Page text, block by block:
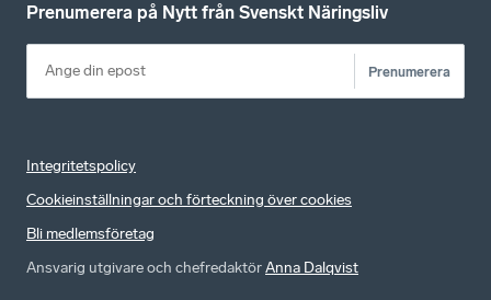
Prenumerera på Nytt från Svenskt Näringsliv
Prenumerera
Integritetspolicy
Cookieinställningar och förteckning över cookies
Bli medlemsföretag
Ansvarig utgivare och chefredaktörAnna Dalqvist